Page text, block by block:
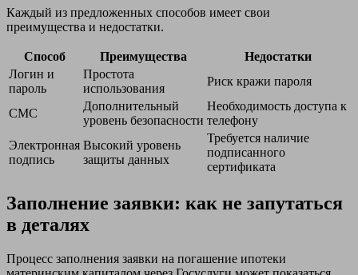
Каждый из предложенных способов имеет свои
преимущества и недостатки.
Способ Преимущества
Недостатки
Логин и
пароль
Простота
использования
Риск кражи пароля
СМС
Дополнительный
уровень безопасности
Необходимость доступа к
телефону
Электронная
подпись
Высокий уровень
защиты данных
Требуется наличие
подписанного
сертификата
Заполнение заявки: как не запутаться
в деталях
Процесс заполнения заявки на погашение ипотеки